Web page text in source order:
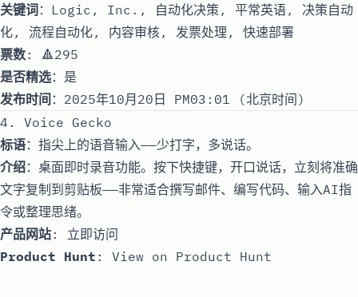
关键词：Logic, Inc., 自动化决策, 平常英语, 决策自动
化, 流程自动化, 内容审核, 发票处理, 快速部署
票数: 🔺295
是否精选：是
发布时间 ：2025年10月20日 PM03:01 (北京时间)
4. Voice Gecko
标语：指尖上的语音输入——少打字，多说话。
介绍：桌面即时录音功能。按下快捷键，开口说话，立刻将准确
文字复制到剪贴板——非常适合撰写邮件、编写代码、输入AI指
令或整理思绪。
产品网站: 立即访问
Product Hunt : View on Product Hunt